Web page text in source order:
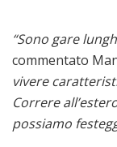
“Sono gare
commentato
vivere
Correre
possiamo